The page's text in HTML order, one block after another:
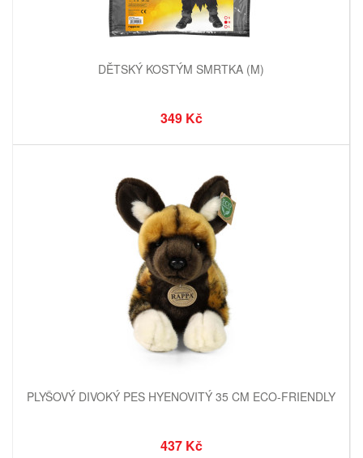
DĚTSKÝ KOSTÝM SMRTKA (M)
349 Kč
PLYŠOVÝ DIVOKÝ PES HYENOVITÝ 35 CM ECO-FRIENDLY
437 Kč